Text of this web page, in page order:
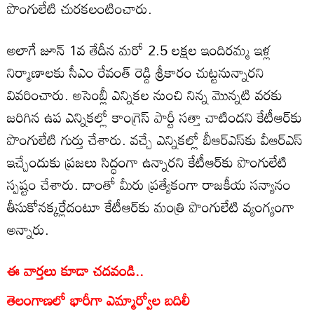
పొంగులేటి చురకలంటించారు.
అలాగే జూన్ 1వ తేదీన మరో 2.5 లక్షల ఇందిరమ్మ ఇళ్ల
నిర్మాణాలకు సీఎం రేవంత్ రెడ్డి శ్రీకారం చుట్టనున్నారని
వివరించారు. అసెంబ్లీ ఎన్నికల నుంచి నిన్న మొన్నటి వరకు
జరిగిన ఉప ఎన్నికల్లో కాంగ్రెస్ పార్టీ సత్తా చాటిందని కేటీఆర్‌కు
పొంగులేటి గుర్తు చేశారు. వచ్చే ఎన్నికల్లో బీఆర్ఎస్‌కు వీఆర్ఎస్
ఇచ్చేందుకు ప్రజలు సిద్ధంగా ఉన్నారని కేటీఆర్‌కు పొంగులేటి
స్పష్టం చేశారు. దాంతో మీరు ప్రత్యేకంగా రాజకీయ సన్యానం
తీసుకోనక్కర్లేదంటూ కేటీఆర్‌కు మంత్రి పొంగులేటి వ్యంగ్యంగా
అన్నారు.
ఈ వార్తలు కూడా చదవండి..
తెలంగాణలో భారీగా ఎమ్మార్వోల బదిలీ